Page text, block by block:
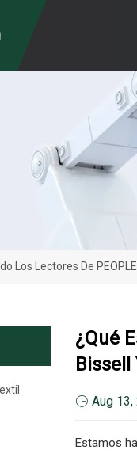
Los Lectores De
¿Qué
Bissell
Aug 13,
Estamos